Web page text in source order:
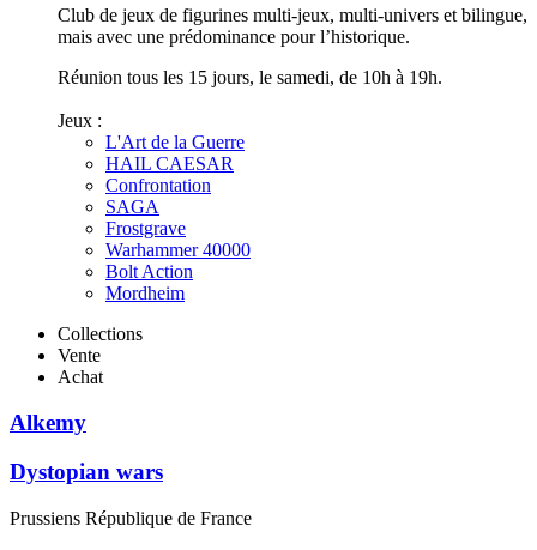
Club de jeux de figurines multi-jeux, multi-univers et bilingue,
mais avec une prédominance pour l’historique.
Réunion tous les 15 jours, le samedi, de 10h à 19h.
Jeux :
L'Art de la Guerre
HAIL CAESAR
Confrontation
SAGA
Frostgrave
Warhammer 40000
Bolt Action
Mordheim
Collections
Vente
Achat
Alkemy
Dystopian wars
Prussiens République de France